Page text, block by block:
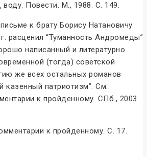
Повести. М., 1988. С. 149.
к брату Борису Натановичу
расценил “Туманность Андромеды”
написанный и литературно
(тогда) советской
же всех остальных романов
казенный патриотизм”. См.:
к пройденному. СПб., 2003.
к пройденному. С. 17.